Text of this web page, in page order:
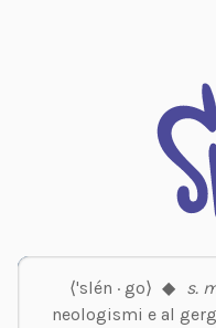
⟨'slén · go⟩ ◆ s.
neologismi e al